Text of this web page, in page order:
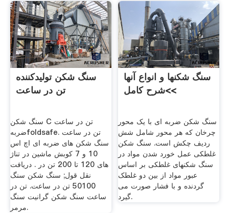
سنگ شکن تولیدکننده
تن در ساعت
سنگ شکن C تن در ساعت
ضربهfoldsafe. تن در ساعت
سنگ شکن های ضربه ای اچ اس
10 و 7 کوبش ماشین در تناژ
های 120 تا 200 تن در . دریافت
نقل قول; سنگ شکن سنگ
50100 تن در ساعت. تن در
ساعت سنگ شکن گرانیت سنگ
مرمر.
سنگ شکنها و انواع آنها
>شرح کامل<
سنگ شکن ضربه ای با یک محور
چرخان که هر محور شامل شش
ردیف چکش است. سنگ شکن
غلطکی عمل خورد شدن مواد در
سنگ شکنهای غلطکی بر اساس
عبور مواد از بین دو غلطک
گردنده و با فشار صورت می
گیرد.